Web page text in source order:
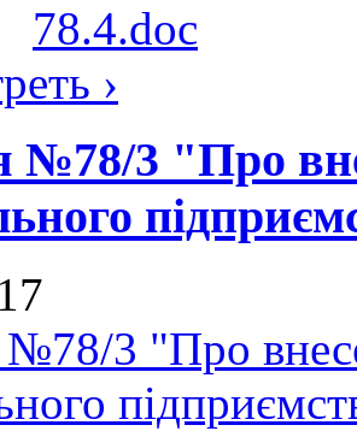
78.4.doc
›
№78/3 "Про
3 "Про